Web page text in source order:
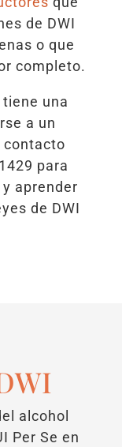
de DWI
o que
completo.
una
a un
contacto
para
aprender
de DWI
alcohol
Per Se en